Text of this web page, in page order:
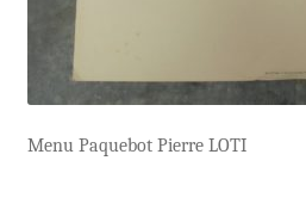
Menu Paquebot Pierre LOTI